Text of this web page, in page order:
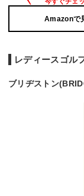
Amazonで
レディースゴル
ブリヂストン